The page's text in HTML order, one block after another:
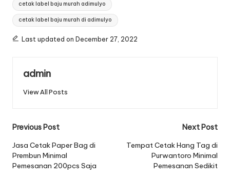
cetak label baju murah adimulyo
cetak label baju murah di adimulyo
Last updated on December 27, 2022
admin
View All Posts
Post
navigation
Previous Post
Jasa Cetak Paper Bag di
Prembun Minimal
Pemesanan 200pcs Saja
Next Post
Tempat Cetak Hang Tag di
Purwantoro Minimal
Pemesanan Sedikit